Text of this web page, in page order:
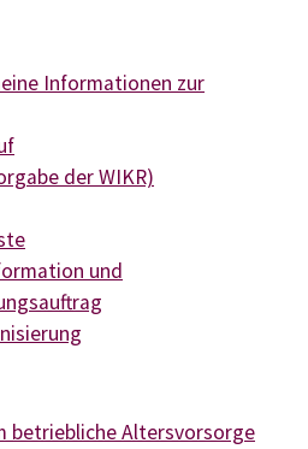
Informationen zur
der WIKR)
und
betriebliche Altersvorsorge